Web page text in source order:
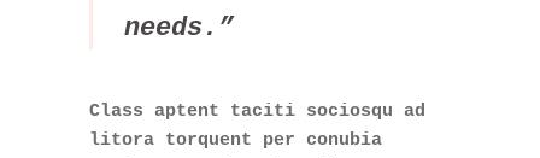
needs.”
Class aptent taciti sociosqu ad
litora torquent per conubia